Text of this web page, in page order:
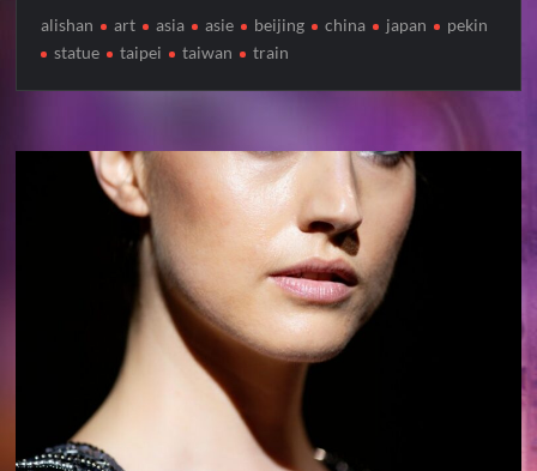
alishan art asia asie beijing china japan
pekin
statue
taipei taiwan train